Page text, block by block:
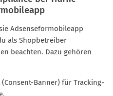
Adsenseformobileapp
als Shopbetreiber
beachten. Dazu gehören
Banner) für Tracking-